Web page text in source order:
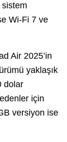
sistem
Wi-Fi 7 ve
Air 2025’in
yaklaşık
dolar
için
versiyon ise